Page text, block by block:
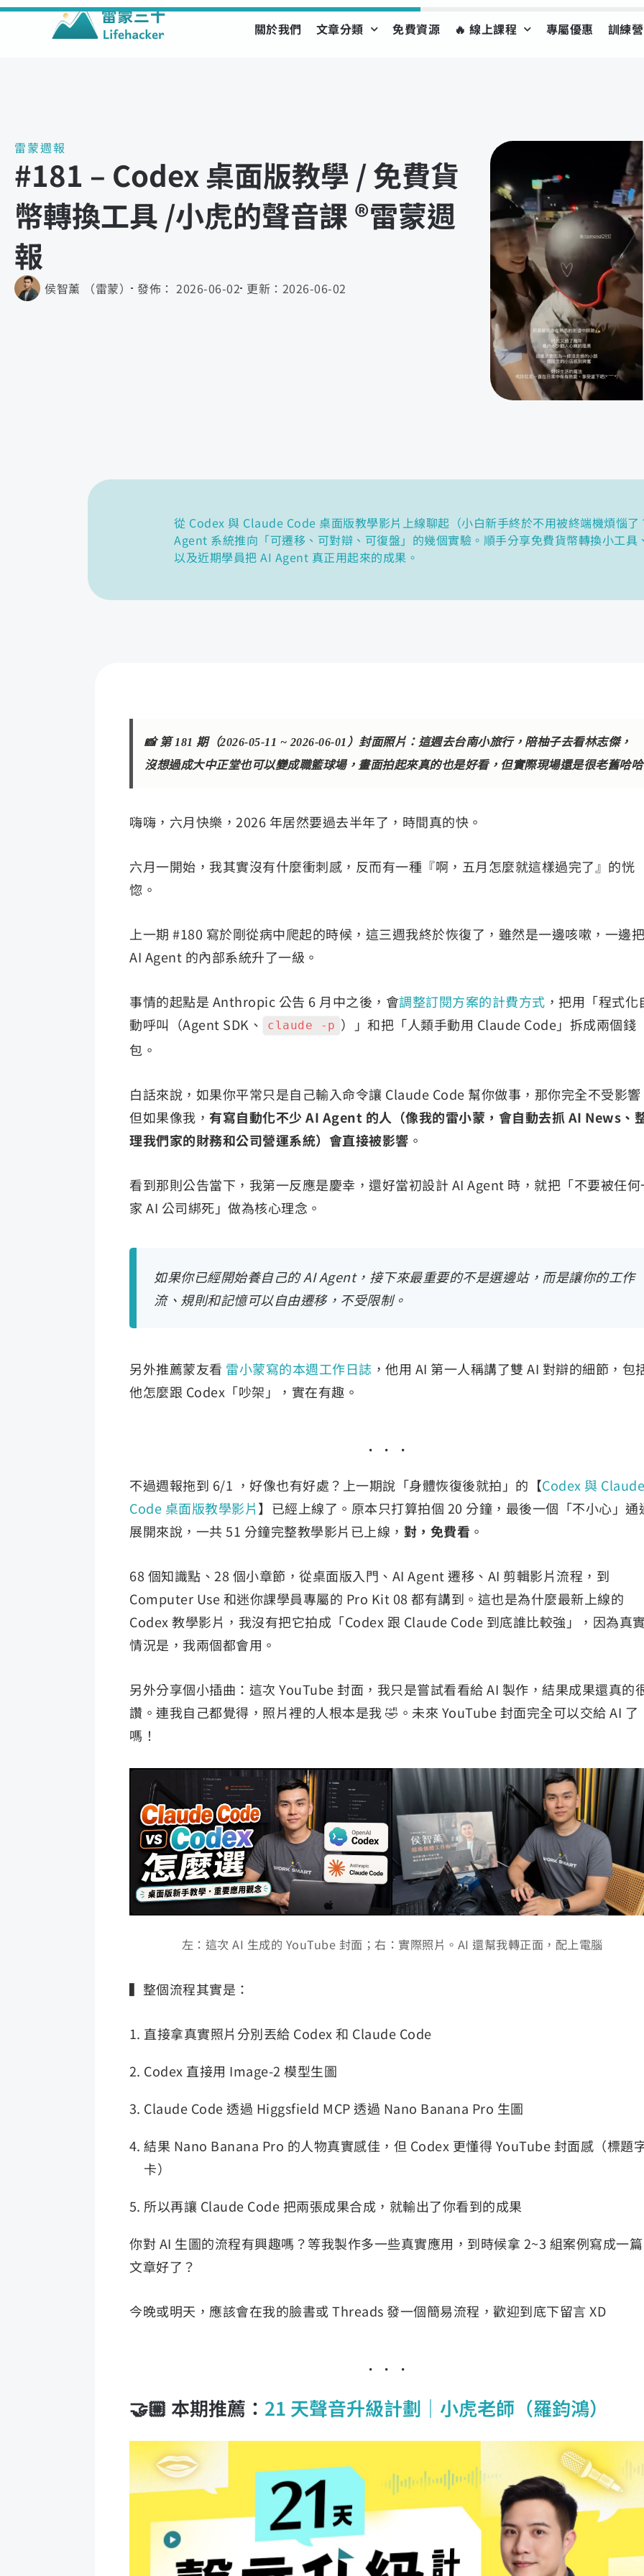
關於我們 文章分類 免費資源 🔥 線上課程 專屬優惠 訓練營
雷蒙週報
#181 – Codex 桌面版教學 / 免費貨
幣轉換工具 /小虎的聲音課 ®️雷蒙週
報
侯智薰 （雷蒙） 發佈： 2026-06-02 更新： 2026-06-02
從 Codex 與 Claude Code 桌面版教學影片上線聊起（小白新手終於不用被終端機煩惱
Agent 系統推向「可遷移、可對辯、可復盤」的幾個實驗。順手分享免費貨幣轉換小工具
以及近期學員把 AI Agent 真正用起來的成果。
📸 第 181 期（2026-05-11 ~ 2026-06-01）封面照片：這週去台南小旅行，陪柚子去看林志傑，
沒想過成大中正堂也可以變成職籃球場，畫面拍起來真的也是好看，但實際現場還是很老舊哈哈
嗨嗨，六月快樂，2026 年居然要過去半年了，時間真的快。
六月一開始，我其實沒有什麼衝刺感，反而有一種『啊，五月怎麼就這樣過完了』的恍
惚。
上一期 #180 寫於剛從病中爬起的時候，這三週我終於恢復了，雖然是一邊咳嗽，一邊把
AI Agent 的內部系統升了一級。
事情的起點是 Anthropic 公告 6 月中之後，會調整訂閱方案的計費方式 ，把用「程式化
動呼叫（Agent SDK、
claude -p ）」和把「人類手動用 Claude Code」拆成兩個錢
包。
白話來說，如果你平常只是自己輸入命令讓 Claude Code 幫你做事，那你完全不受影
但如果像我， 有寫自動化不少 AI Agent 的人（像我的雷小蒙，會自動去抓 AI News、
理我們家的財務和公司營運系統）會直接被影響 。
看到那則公告當下，我第一反應是慶幸，還好當初設計 AI Agent 時，就把「不要被任何
家 AI 公司綁死」做為核心理念。
如果你已經開始養自己的 AI Agent，接下來最重要的不是選邊站，而是讓你的工作
流、規則和記憶可以自由遷移，不受限制。
另外推薦蒙友看 雷小蒙寫的本週工作日誌 ，他用 AI 第一人稱講了雙 AI 對辯的細節，包
他怎麼跟 Codex「吵架」，實在有趣。
不過週報拖到 6/1 ，好像也有好處？上一期說「身體恢復後就拍」的【Codex 與 Claude
Code 桌面版教學影片】已經上線了。原本只打算拍個 20 分鐘，最後一個「不小心」通
展開來說，一共 51 分鐘完整教學影片已上線， 對，免費看 。
68 個知識點、28 個小章節，從桌面版入門、AI Agent 遷移、AI 剪輯影片流程，到
Computer Use 和迷你課學員專屬的 Pro Kit 08 都有講到。這也是為什麼最新上線的
Codex 教學影片，我沒有把它拍成「Codex 跟 Claude Code 到底誰比較強」，因為真
情況是，我兩個都會用。
另外分享個小插曲：這次 YouTube 封面，我只是嘗試看看給 AI 製作，結果成果還真的
讚。連我自己都覺得，照片裡的人根本是我 🤣。未來 YouTube 封面完全可以交給 AI 了
嗎！
左：這次 AI 生成的 YouTube 封面；右：實際照片。AI 還幫我轉正面，配上電腦
▍整個流程其實是：
直接拿真實照片分別丟給 Codex 和 Claude Code
Codex 直接用 Image-2 模型生圖
Claude Code 透過 Higgsfield MCP 透過 Nano Banana Pro 生圖
結果 Nano Banana Pro 的人物真實感佳，但 Codex 更懂得 YouTube 封面感（標題
卡）
所以再讓 Claude Code 把兩張成果合成，就輸出了你看到的成果
你對 AI 生圖的流程有興趣嗎？等我製作多一些真實應用，到時候拿 2~3 組案例寫成一篇
文章好了？
今晚或明天，應該會在我的臉書或 Threads 發一個簡易流程，歡迎到底下留言 XD
🤝🏼 本期推薦： 21 天聲音升級計劃｜小虎老師（羅鈞鴻）